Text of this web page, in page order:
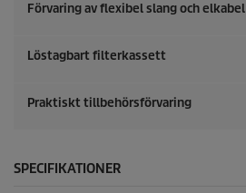
Förvaring av flexibel slang och elkabel
Löstagbart filterkassett
Praktiskt tillbehörsförvaring
SPECIFIKATIONER